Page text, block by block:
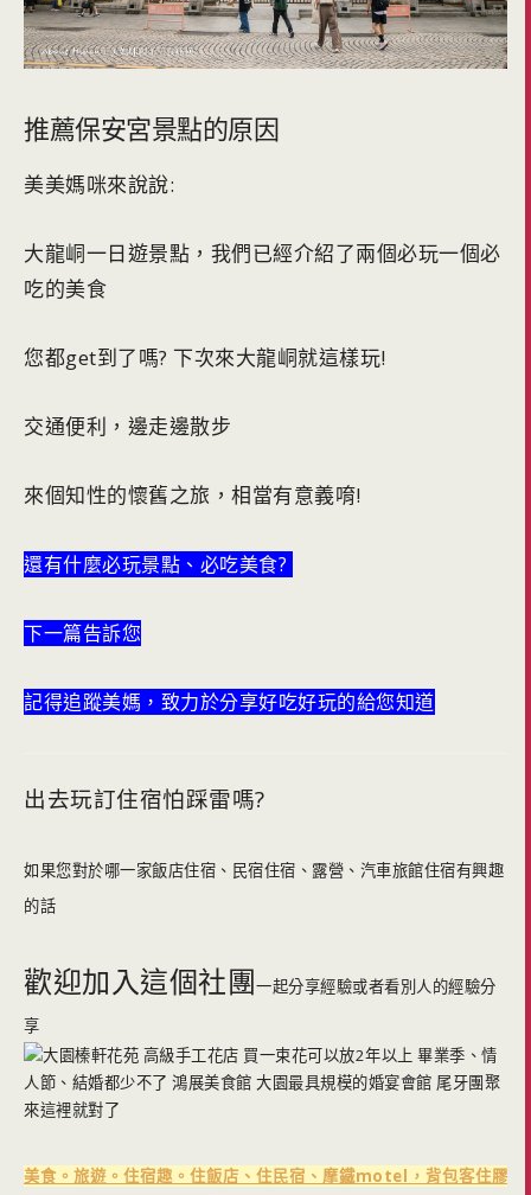
推薦保安宮景點的原因
美美媽咪來說說:
大龍峒一日遊景點，我們已經介紹了兩個必玩一個必
吃的美食
您都get到了嗎? 下次來大龍峒就這樣玩!
交通便利，邊走邊散步
來個知性的懷舊之旅，相當有意義唷!
還有什麼必玩景點、必吃美食?
下一篇告訴您
記得追蹤美媽，致力於分享好吃好玩的給您知道
出去玩訂住宿怕踩雷嗎?
如果您對於哪一家飯店住宿、民宿住宿、露營、汽車旅館住宿有興趣
的話
歡迎加入這個社團一起分享經驗或者看別人的經驗分
享
美食。旅遊。住宿趣。住飯店、住民宿、摩鐵motel，背包客住膠